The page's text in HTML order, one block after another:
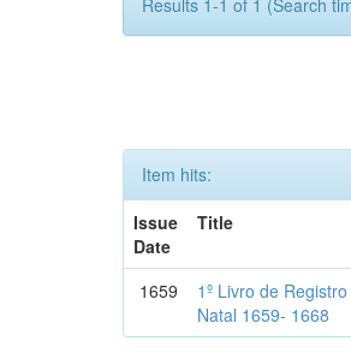
Results 1-1 of 1 (Search
Item hits:
Issue
Date
Title
1659
1º Livro de
Natal 1659- 1668